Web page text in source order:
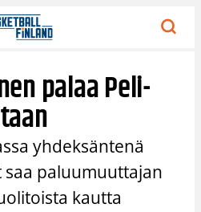
palaa Peli-
yhdeksäntenä
saa paluumuuttajan
kautta